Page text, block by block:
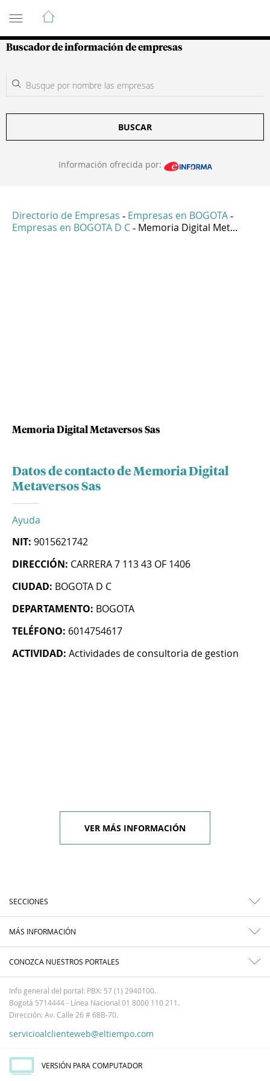
Guía de Empresas Colombianas
Buscador de información de empresas
BUSCAR
Información ofrecida por:
Directorio de Empresas - Empresas en BOGOTA -
Empresas en BOGOTA D C - Memoria Digital Met...
Memoria Digital Metaversos Sas
Datos de contacto de Memoria Digital
Metaversos Sas
Ayuda
NIT: 9015621742
DIRECCIÓN: CARRERA 7 113 43 OF 1406
CIUDAD: BOGOTA D C
DEPARTAMENTO: BOGOTA
TELÉFONO: 6014754617
ACTIVIDAD: Actividades de consultoria de gestion
VER MÁS INFORMACIÓN
SECCIONES
MÁS INFORMACIÓN
CONOZCA NUESTROS PORTALES
Info general del portal: PBX: 57 (1) 2940100.
Bogotá 5714444 - Línea Nacional 01 8000 110 211.
Dirección: Av. Calle 26 # 68B-70.
servicioalclienteweb@eltiempo.com
VERSIÓN PARA COMPUTADOR